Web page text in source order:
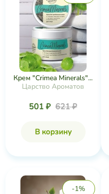
Крем "Crimea Minerals"...
Царство Ароматов
501 ₽ 621 ₽
В корзину
-1%